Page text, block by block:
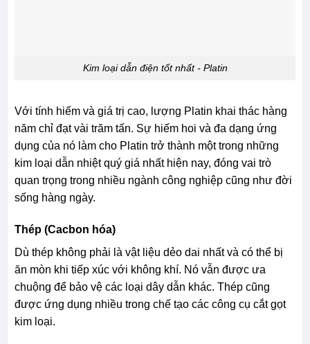
Kim loại dẫn điện tốt nhất - Platin
Với tính hiếm và giá trị cao, lượng Platin khai thác hàng
năm chỉ đạt vài trăm tấn. Sự hiếm hoi và đa dạng ứng
dụng của nó làm cho Platin trở thành một trong những
kim loại dẫn nhiệt quý giá nhất hiện nay, đóng vai trò
quan trọng trong nhiều ngành công nghiệp cũng như đời
sống hàng ngày.
Thép (Cacbon hóa)
Dù thép không phải là vật liệu dẻo dai nhất và có thể bị
ăn mòn khi tiếp xúc với không khí. Nó vẫn được ưa
chuộng để bảo vệ các loại dây dẫn khác. Thép cũng
được ứng dụng nhiều trong chế tạo các công cụ cắt gọt
kim loại.